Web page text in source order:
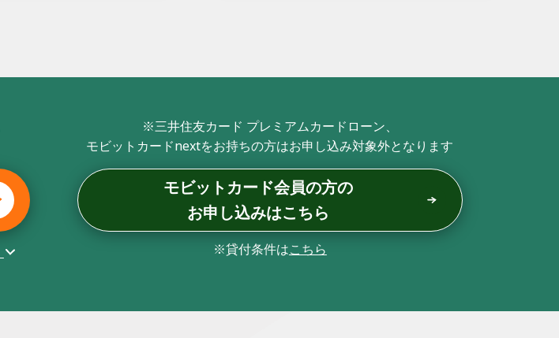
※三井住友カード プレミアムカードローン、
モビットカードnextをお持ちの方はお申し込み対象外となります
モビットカード会員の方の
お申し込みはこちら
※貸付条件はこちら